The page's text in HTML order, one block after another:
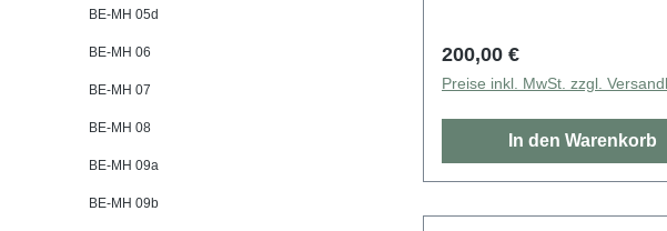
BE-MH 05d
BE-MH 06
BE-MH 07
BE-MH 08
BE-MH 09a
BE-MH 09b
Regulärer Preis:
200,00 €
Preise inkl. MwSt. zzgl.
In den Warenkorb